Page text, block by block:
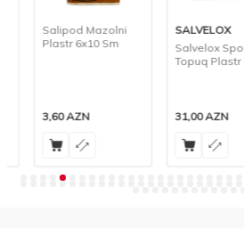
Salipod Mazolni
Plastr 6x10 Sm
AZN
SALVELOX
Salvelox Spor və
Topuq Plastr N6
31,00AZN